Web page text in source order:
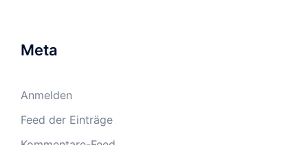
Meta
Anmelden
Feed der Einträge